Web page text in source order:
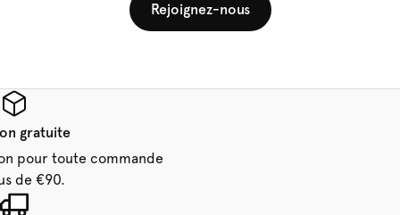
Rejoignez-nous
gratuite
pour toute commande
de €90.